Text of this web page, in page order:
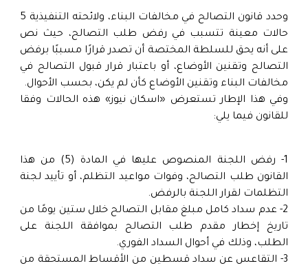
وحدد قانون التصالح في مخالفات البناء، ولائحته التنفيذية 5
حالات معينة تتسبب في رفض طلب التصالح، حيث نص
على أنه يحق للسلطة المختصة أن تصدر قرارًا مسببًا برفض
التصالح وتقنين الأوضاع، أو باعتبار قرار قبول التصالح في
مخالفات البناء وتقنين الأوضاع كأن لم يكن، بحسب الأحوال.
وفي هذا الإطار تستعرض «اسكان نيوز» هذه الحالات وفقا
للقانون فيما يلي:
1- رفض اللجنة المنصوص عليها في المادة (5) من هذا
القانون طلب التصالح، وفوات مواعيد التظلم، أو تأييد لجنة
التظلمات لقرار اللجنة بالرفض.
2- عدم سداد كامل مبلغ مقابل التصالح خلال ستين يومًا من
تاريخ إخطار مقدم طلب التصالح بموافقة اللجنة على
الطلب، وذلك في أحوال السداد الفوري.
3- التقاعس عن سداد قسطين من الأقساط المستحقة من